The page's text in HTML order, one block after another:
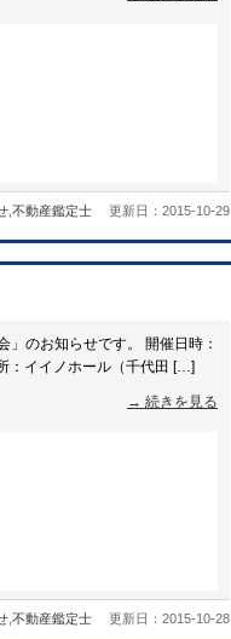
不動産鑑定士 更新日：2015-10-29
のお知らせです。 開催日時：
：イイノホール（千代田 […]
→ 続きを見る
不動産鑑定士 更新日：2015-10-28